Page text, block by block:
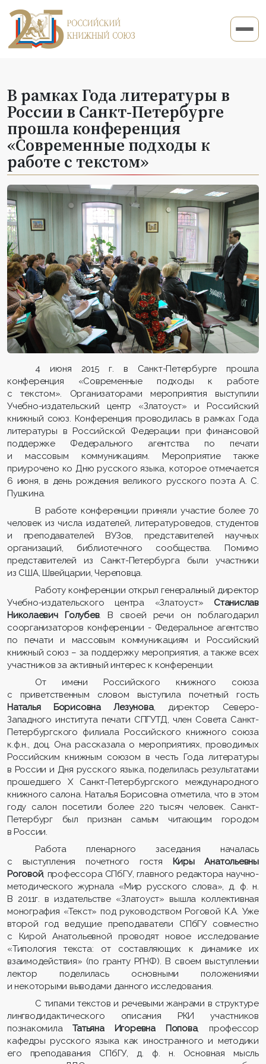
В рамках Года литературы в
России в Санкт-Петербурге
прошла конференция
«Современные подходы к
работе с текстом»
4 июня 2015 г. в Санкт-Петербурге прошла
конференция «Современные подходы к работе
с текстом». Организаторами мероприятия выступили
Учебно-издательский центр «Златоуст» и Российский
книжный союз. Конференция проводилась в рамках Года
литературы в Российской Федерации при финансовой
поддержке Федерального агентства по печати
и массовым коммуникациям. Мероприятие также
приурочено ко Дню русского языка, которое отмечается
6 июня, в день рождения великого русского поэта А. С.
Пушкина.
В работе конференции приняли участие более 70
человек из числа издателей, литературоведов, студентов
и преподавателей ВУЗов, представителей научных
организаций, библиотечного сообщества. Помимо
представителей из Санкт-Петербурга были участники
из США, Швейцарии, Череповца.
Работу конференции открыл генеральный директор
Учебно-издательского центра «Златоуст» Станислав
Николаевич Голубев. В своей речи он поблагодарил
соорганизаторов конференции - Федеральное агентство
по печати и массовым коммуникациям и Российский
книжный союз – за поддержку мероприятия, а также всех
участников за активный интерес к конференции.
От имени Российского книжного союза
с приветственным словом выступила почетный гость
Наталья Борисовна Лезунова, директор Северо-
Западного института печати СПГУТД, член Совета Санкт-
Петербургского филиала Российского книжного союза
к.ф.н., доц. Она рассказала о мероприятиях, проводимых
Российским книжным союзом в честь Года литературы
в России и Дня русского языка, поделилась результатами
прошедшего Х Санкт-Петербургского международного
книжного салона. Наталья Борисовна отметила, что в этом
году салон посетили более 220 тысяч человек. Санкт-
Петербург был признан самым читающим городом
в России.
Работа пленарного заседания началась
с выступления почетного гостя Киры Анатольевны
Роговой, профессора СПбГУ, главного редактора научно-
методического журнала «Мир русского слова», д. ф. н.
В 2011г. в издательстве «Златоуст» вышла коллективная
монография «Текст» под руководством Роговой К.А. Уже
второй год ведущие преподаватели СПбГУ совместно
с Кирой Анатольевной проводят новое исследование
«Типология текста: от составляющих к динамике их
взаимодействия» (по гранту РГНФ). В своем выступлении
лектор поделилась основными положениями
и некоторыми выводами данного исследования.
С типами текстов и речевыми жанрами в структуре
лингводидактического описания РКИ участников
познакомилаТатьяна Игоревна Попова, профессор
кафедры русского языка как иностранного и методики
его преподавания СПбГУ, д. ф. н. Основная мысль